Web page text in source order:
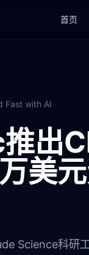
首页
Fast with AI
出
美
Science科研